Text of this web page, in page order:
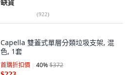
缺貨
(922)
Capella 雙蓋式單層分類垃圾支架, 混
色, 1套
首購折扣價 40%$372